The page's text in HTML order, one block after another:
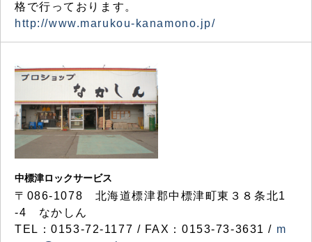
格で行っております。
http://www.marukou-kanamono.jp/
中標津ロックサービス
〒086-1078 北海道標津郡中標津町東３８条北1
-4 なかしん
TEL：0153-72-1177 / FAX：0153-73-3631 / m